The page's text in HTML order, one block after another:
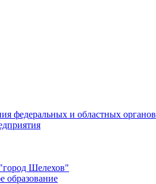
федеральных и областных органов
Шелехов"
образование